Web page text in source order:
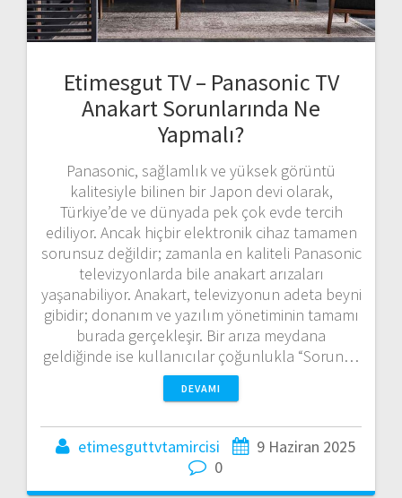
Etimesgut TV – Panasonic TV
Anakart Sorunlarında Ne
Yapmalı?
Panasonic, sağlamlık ve yüksek görüntü
kalitesiyle bilinen bir Japon devi olarak,
Türkiye’de ve dünyada pek çok evde tercih
ediliyor. Ancak hiçbir elektronik cihaz tamamen
sorunsuz değildir; zamanla en kaliteli Panasonic
televizyonlarda bile anakart arızaları
yaşanabiliyor. Anakart, televizyonun adeta beyni
gibidir; donanım ve yazılım yönetiminin tamamı
burada gerçekleşir. Bir arıza meydana
geldiğinde ise kullanıcılar çoğunlukla “Sorun…
DEVAMI
etimesguttvtamircisi
9 Haziran 2025
0